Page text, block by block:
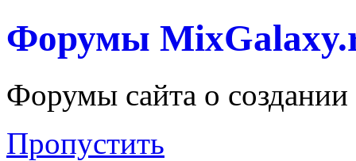
Форумы
Форумы сайта о
Пропустить